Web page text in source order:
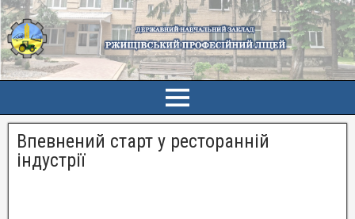
Впевнений старт у ресторанній
індустрії